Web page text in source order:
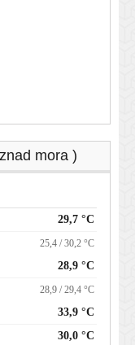
mora )
29,7 °C
25,4 / 30,2 °C
28,9 °C
28,9 / 29,4 °C
33,9 °C
30,0 °C